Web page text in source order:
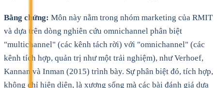
Bằng chứng: Môn này nằm trong nhóm marketing của RMIT
và dựa trên dòng nghiên cứu omnichannel phân biệt
"multichannel" (các kênh tách rời) với "omnichannel" (các
kênh tích hợp, quản trị như một trải nghiệm), như Verhoef,
Kannan và Inman (2015) trình bày. Sự phân biệt đó, tích hợp,
không chỉ hiện diện, là xương sống mà các bài đánh giá dựa